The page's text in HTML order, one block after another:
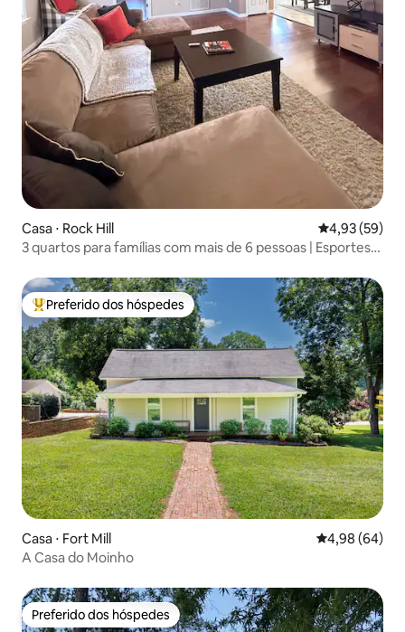
Casa ⋅ Rock Hill 4,93 de uma
4,93 (59)
3 quartos para famílias com mais de 6 pessoas | Esportes,
Entre os melhores preferidos dos hóspedes
Preferido dos hóspedes
Casa ⋅ Fort Mill 4,98 de uma
4,98 (64)
A Casa do Moinho
Preferido dos hóspedes
Preferido dos hóspedes